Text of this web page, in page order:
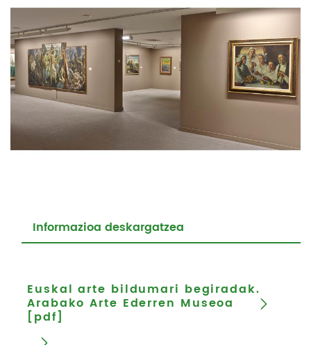
Informazioa deskargatzea
Euskal arte bildumari begiradak.
Arabako Arte Ederren Museoa
[pdf]